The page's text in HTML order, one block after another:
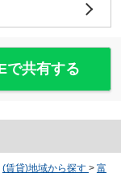
で共有する
(賃貸)地域から探す > 富